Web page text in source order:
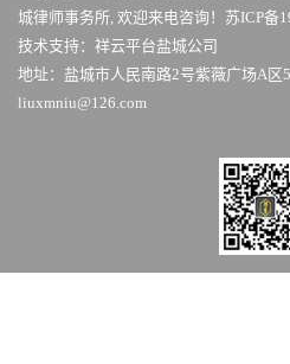
城律师事务所, 欢迎来电咨询！ 苏ICP备
技术支持： 祥云平台盐城公司
地址：盐城市人民南路2号紫薇广场A
liuxmniu@126.com